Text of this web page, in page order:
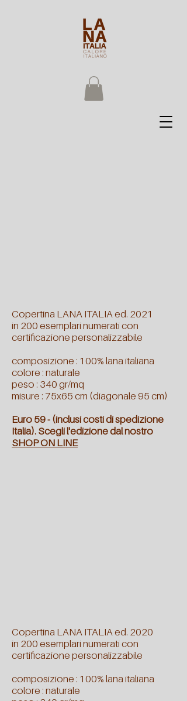
Copertina LANA ITALIA ed. 2021
in 200 esemplari numerati con
certificazione personalizzabile
composizione : 100% lana italiana
colore : naturale
peso : 340 gr/mq
misure : 75x65 cm (diagonale 95 cm)
Euro 59 - (inclusi costi di spedizione
Italia). Scegli l'edizione dal nostro
SHOP ON LINE
Copertina LANA ITALIA ed. 2020
in 200 esemplari numeraticon
certificazione personalizzabile
composizione : 100% lana italiana
colore : naturale